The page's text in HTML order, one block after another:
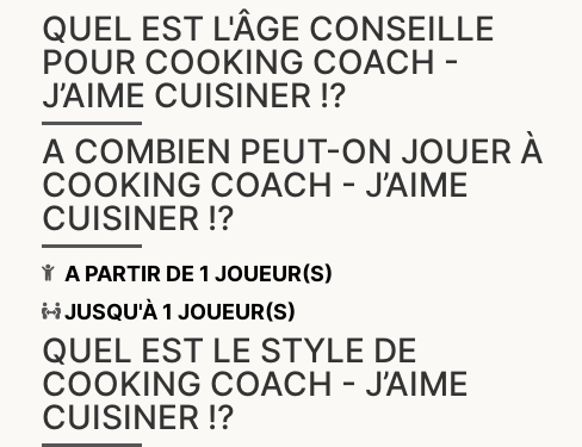
QUEL EST L'ÂGE CONSEILLE
POUR COOKING COACH -
J’AIME CUISINER !?
A COMBIEN PEUT-ON JOUER À
COOKING COACH - J’AIME
CUISINER !?
A PARTIR DE 1 JOUEUR(S)
JUSQU'À 1 JOUEUR(S)
QUEL EST LE STYLE DE
COOKING COACH - J’AIME
CUISINER !?